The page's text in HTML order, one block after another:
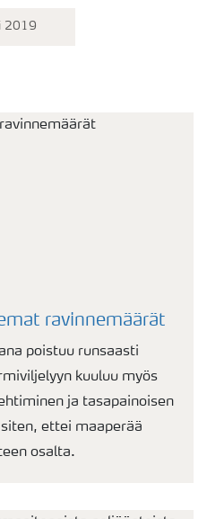
2019
ravinnemäärät
poistuu runsaasti
kuuluu myös
ja tasapainoisen
ettei maaperää
osalta.